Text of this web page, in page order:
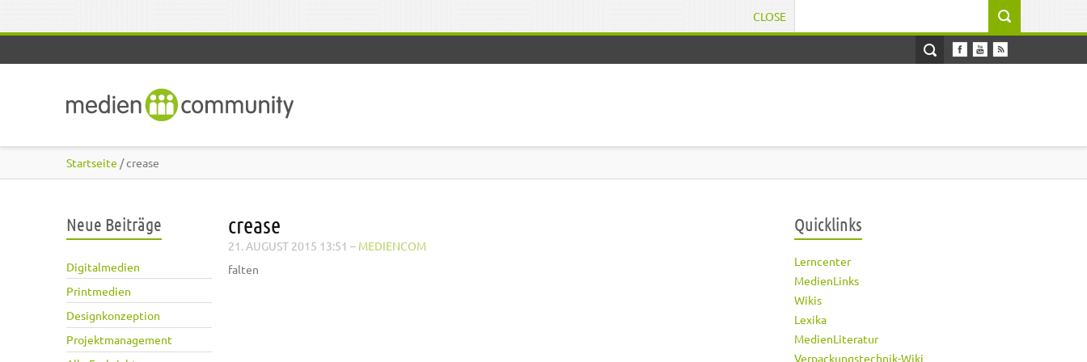
CLOSE
Startseite / crease
Neue Beiträge
Digitalmedien
Printmedien
Designkonzeption
Projektmanagement
crease
21. AUGUST 2015 13:51 – MEDIENCOM
falten
Quicklinks
Lerncenter
MedienLinks
Wikis
Lexika
MedienLiteratur
Verpackungstechnik-Wiki